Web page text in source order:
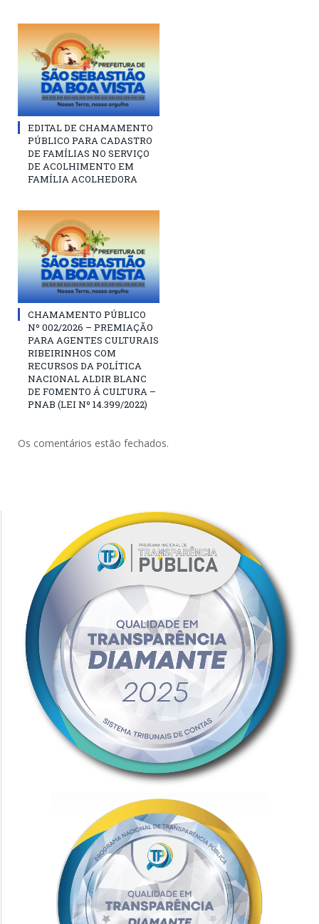
EDITAL DE CHAMAMENTO
PÚBLICO PARA CADASTRO
DE FAMÍLIAS NO SERVIÇO
DE ACOLHIMENTO EM
FAMÍLIA ACOLHEDORA
CHAMAMENTO PÚBLICO
Nº 002/2026 – PREMIAÇÃO
PARA AGENTES CULTURAIS
RIBEIRINHOS COM
RECURSOS DA POLÍTICA
NACIONAL ALDIR BLANC
DE FOMENTO Á CULTURA –
PNAB (LEI Nº 14.399/2022)
Os comentários estão fechados.